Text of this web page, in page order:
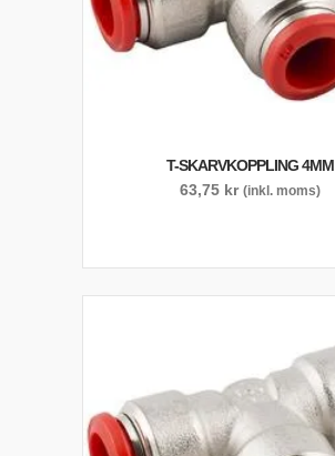
T-SKARVKOPPLING 4MM
63,75 kr (inkl. moms)